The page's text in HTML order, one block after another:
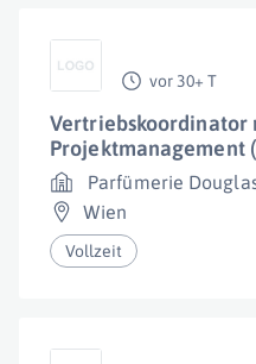
vor 30+ T
Vertriebskoordinator
Projektmanagement
Parfümerie
Wien
Vollzeit